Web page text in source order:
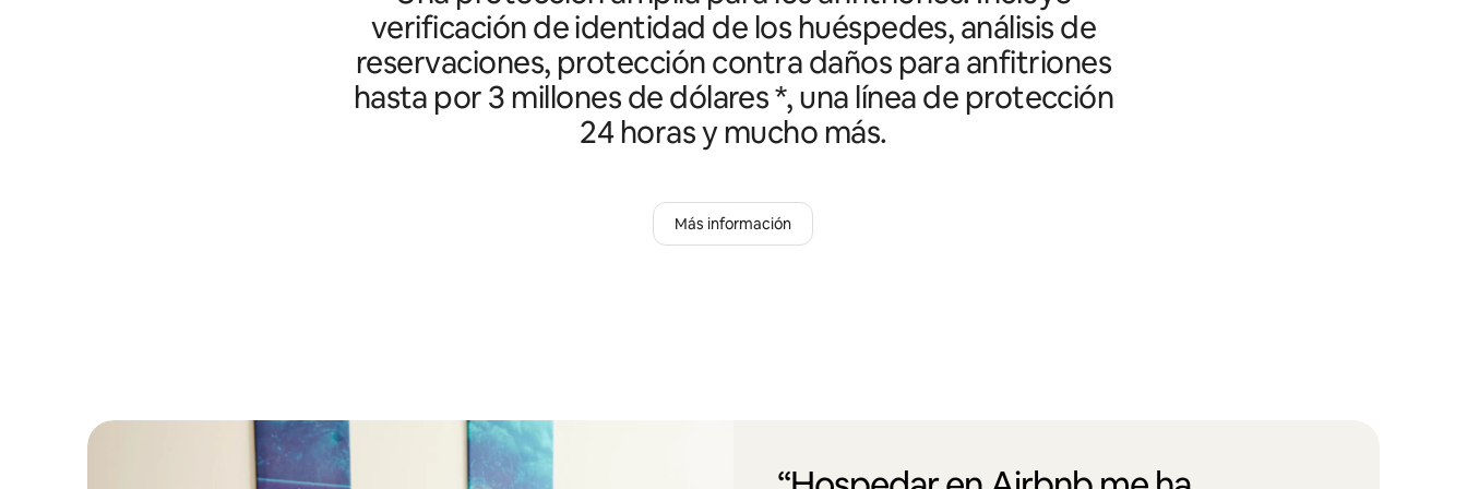
verificación de identidad de los huéspedes, análisis de
reservaciones, protección contra daños para anfitriones
hasta por 3 millones de dólares *, una línea de protección
24 horas y mucho más.
Más información